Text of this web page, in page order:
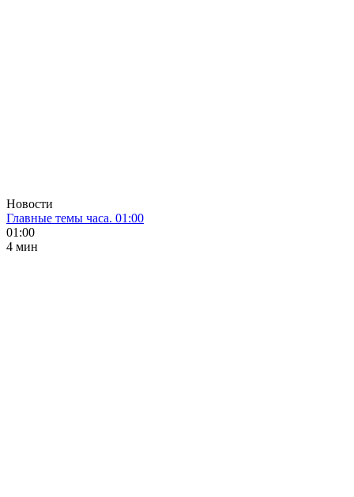
Новости
Главные темы часа. 01:00
01:00
4 мин